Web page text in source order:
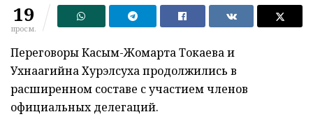
19
просм.
Переговоры Касым-Жомарта Токаева и
Ухнаагийна Хурэлсуха продолжились в
расширенном составе с участием членов
официальных делегаций.